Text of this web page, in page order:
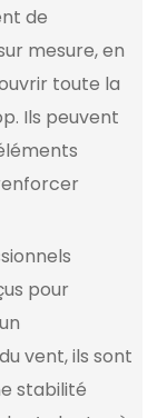
de
mesure, en
toute la
Ils peuvent
pour
vent, ils sont
stabilité